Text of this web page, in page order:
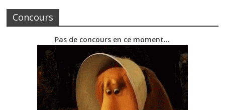
Concours
Pas de concours en ce moment…